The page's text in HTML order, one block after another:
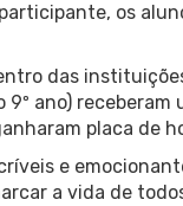
os
das
9º ano)
placa de
e
a vida de